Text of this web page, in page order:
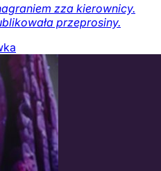
zza kierownicy.
przeprosiny.